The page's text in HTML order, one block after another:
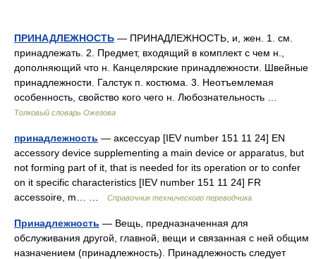
ПРИНАДЛЕЖНОСТЬ — ПРИНАДЛЕЖНОСТЬ, и, жен. 1. см.
принадлежать. 2. Предмет, входящий в комплект с чем н.,
дополняющий что н. Канцелярские принадлежности. Швейные
принадлежности. Галстук п. костюма. 3. Неотъемлемая
особенность, свойство кого чего н. Любознательность …
Толковый словарь Ожегова
принадлежность — аксессуар [IEV number 151 11 24] EN
accessory device supplementing a main device or apparatus, but
not forming part of it, that is needed for its operation or to confer
on it specific characteristics [IEV number 151 11 24] FR
accessoire, m… …
Справочник технического переводчика
Принадлежность — Вещь, предназначенная для
обслуживания другой, главной, вещи и связанная с ней общим
назначением (принадлежность). Принадлежность следует